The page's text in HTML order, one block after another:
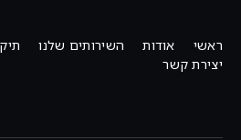
השירותים שלנו תיק עבודות